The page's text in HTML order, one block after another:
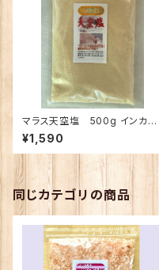
マラス天空塩 500g インカの
白金と呼ばれる旨味の天日塩
¥1,590
同じカテゴリの商品